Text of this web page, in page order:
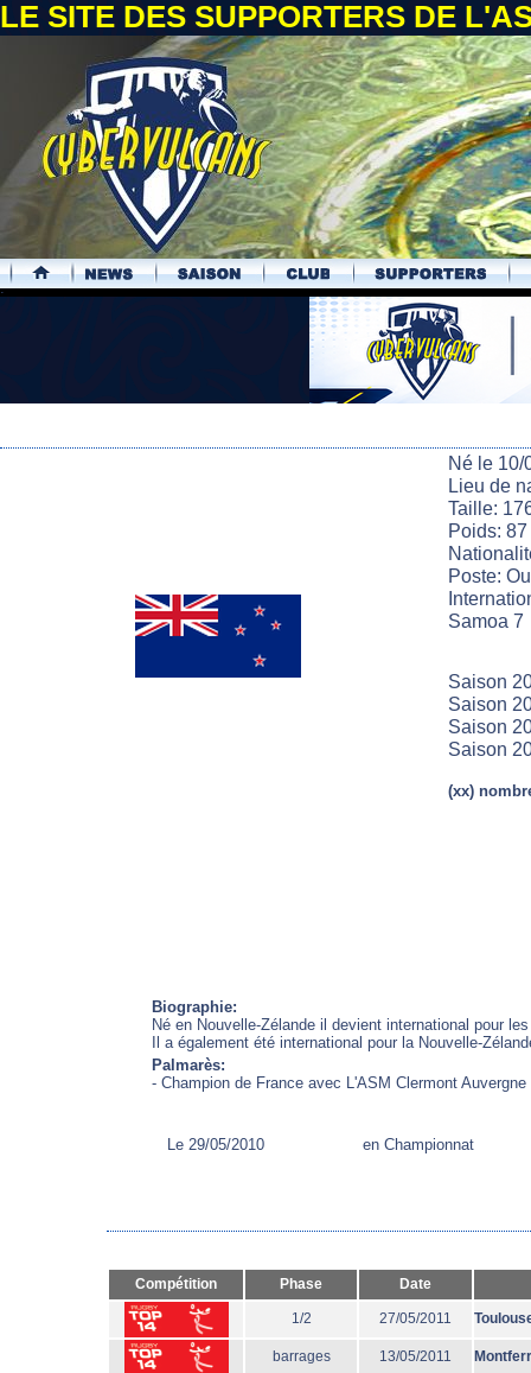
LE SITE DES SUPPORTERS DE
.
Né le 10/
Lieu de
Taille:
Poids:
Poste:
Samoa 7
Saison
Saison
Saison
Saison
(xx)
Biographie:
Né en Nouvelle-Zélande il devient international pour
Il a également été international pour la Nouvelle-
Palmarès:
- Champion de France avec L'ASM Clermont Auvergne
Le 29/05/2010 en Championnat
Compétition Phase Date
1/2 27/05/2011
barrages 13/05/2011